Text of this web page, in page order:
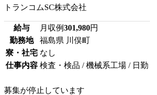
トランコムSC株式会社
給与 月収例301,980円
勤務地
福島県 川俣町
寮・社宅 なし
仕事内容 検査・検品 / 機械系工場 / 日勤
募集が停止しています